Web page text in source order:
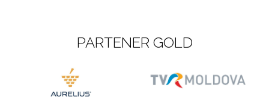
PARTENER GOLD